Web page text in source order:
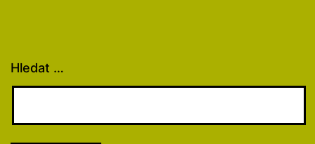
Hledat …